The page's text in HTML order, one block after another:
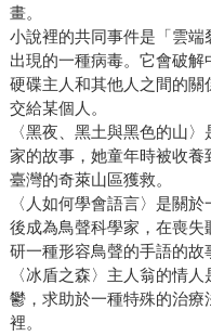
畫。
小說裡的共同事件是「雲
出現的一種病毒。它會破
硬碟主人和其他人之間的關
交給某個人。
〈黑夜、黑土與黑色的山
家的故事，她童年時被收
臺灣的奇萊山區獲救。
〈人如何學會語言〉是關
後成為鳥聲科學家，在喪
研一種形容鳥聲的手語的故
〈冰盾之森〉主人翁的情
鬱，求助於一種特殊的治
裡。